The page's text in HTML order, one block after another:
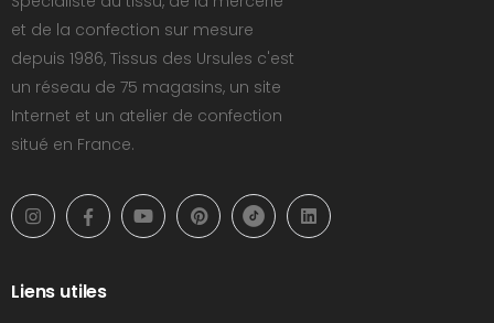
et de la confection sur mesure
depuis 1986, Tissus des Ursules c'est
un réseau de 75 magasins, un site
Internet et un atelier de confection
situé en France.
Liens utiles